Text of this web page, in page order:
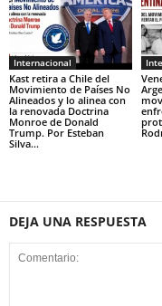
Internacional
Kast retira a Chile del
Movimiento de Países No
Alineados y lo alinea con
la renovada Doctrina
Monroe de Donald
Trump. Por Esteban
Silva...
DEJA UNA RESPUESTA